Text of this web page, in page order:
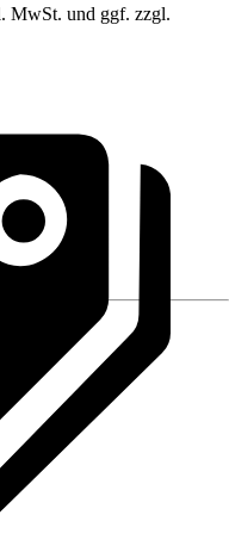
MwSt. und ggf. zzgl.